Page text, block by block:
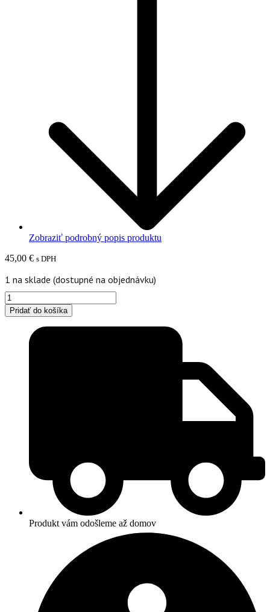
Zobraziť podrobný popis produktu
45,00 € s DPH
1 na sklade (dostupné na objednávku)
množstvo
Ručne
vyrezávaný
farebný
Pridať do košíka
Produkt vám odošleme až domov